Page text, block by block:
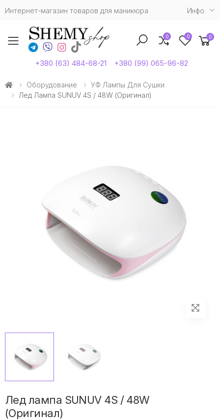
Интернет-магазин товаров для маникюра Инфо
Toggle mobile menu
+380 (63) 484-68-21 +380 (99) 065-96-82
0 0 0
Оборудование
УФ Лампы Для Сушки
Лед Лампа SUNUV 4S / 48W (Оригинал)
Лед лампа SUNUV 4S / 48W
(Оригинал)